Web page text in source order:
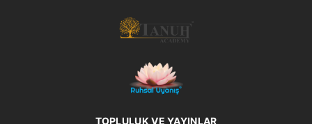
TOPLULUK VE YAYINLAR